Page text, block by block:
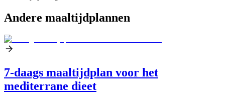
Andere maaltijdplannen
7-daags maaltijdplan voor het
mediterrane dieet